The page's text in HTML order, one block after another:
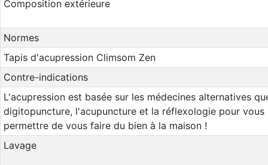
Composition extérieure
Normes
Tapis d'acupression Climsom Zen
Contre-indications
L'acupression est basée sur les médecines alternatives
digitopuncture, l'acupuncture et la réflexologie pour vous
permettre de vous faire du bien à la maison !
Lavage